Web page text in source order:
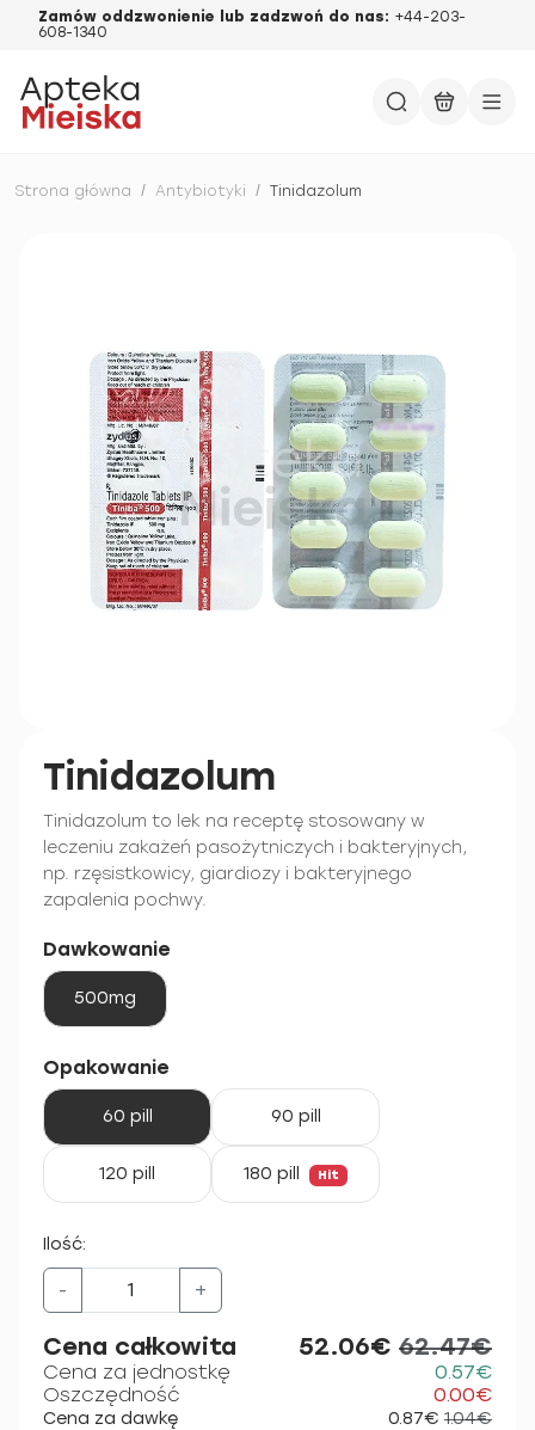
Zamów oddzwonienie lub zadzwoń do nas: +44-203-
608-1340
Strona główna / Antybiotyki / Tinidazolum
Tinidazolum
Tinidazolum to lek na receptę stosowany w
leczeniu zakażeń pasożytniczych i bakteryjnych,
np. rzęsistkowicy, giardiozy i bakteryjnego
zapalenia pochwy.
Dawkowanie
500mg
Opakowanie
60 pill 90 pill
120 pill 180 pill Hit
Ilość:
- +
Cena całkowita 52.06€ 62.47€
Cena za jednostkę
0.57€
Oszczędność
0.00€
Cena za dawkę 0.87€ 1.04€